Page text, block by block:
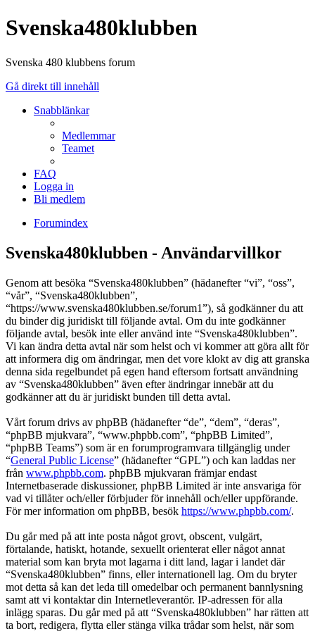
Svenska480klubben
Svenska 480 klubbens forum
Gå direkt till innehåll
Snabblänkar
Medlemmar
Teamet
FAQ
Logga in
Bli medlem
Forumindex
Svenska480klubben - Användarvillkor
Genom att besöka “Svenska480klubben” (hädanefter “vi”, “oss”,
“vår”, “Svenska480klubben”,
“https://www.svenska480klubben.se/forum1”), så godkänner du att
du binder dig juridiskt till följande avtal. Om du inte godkänner
följande avtal, besök inte eller använd inte “Svenska480klubben”.
Vi kan ändra detta avtal när som helst och vi kommer att göra allt för
att informera dig om ändringar, men det vore klokt av dig att granska
denna sida regelbundet på egen hand eftersom fortsatt användning
av “Svenska480klubben” även efter ändringar innebär att du
godkänner att du är juridiskt bunden till detta avtal.
Vårt forum drivs av phpBB (hädanefter “de”, “dem”, “deras”,
“phpBB mjukvara”, “www.phpbb.com”, “phpBB Limited”,
“phpBB Teams”) som är en forumprogramvara tillgänglig under
“General Public License” (hädanefter “GPL”) och kan laddas ner
från www.phpbb.com. phpBB mjukvaran främjar endast
Internetbaserade diskussioner, phpBB Limited är inte ansvariga för
vad vi tillåter och/eller förbjuder för innehåll och/eller uppförande.
För mer information om phpBB, besök https://www.phpbb.com/.
Du går med på att inte posta något grovt, obscent, vulgärt,
förtalande, hatiskt, hotande, sexuellt orienterat eller något annat
material som kan bryta mot lagarna i ditt land, lagar i landet där
“Svenska480klubben” finns, eller internationell lag. Om du bryter
mot detta så kan det leda till omedelbar och permanent bannlysning
samt att vi kontaktar din Internetleverantör. IP-adressen för alla
inlägg sparas. Du går med på att “Svenska480klubben” har rätten att
ta bort, redigera, flytta eller stänga vilka trådar som helst, när som